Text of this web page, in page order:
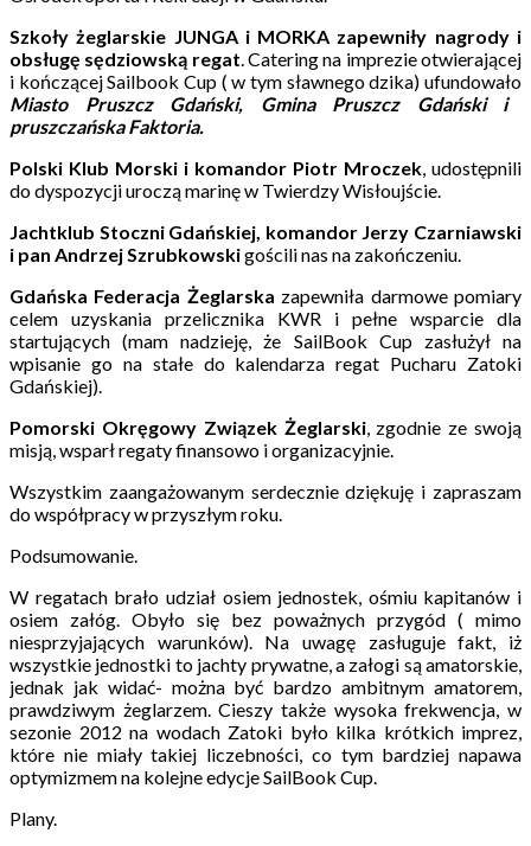
Szkoły żeglarskie JUNGA i MORKA zapewniły nagrody i
obsługę sędziowską regat. Catering na imprezie otwierającej
i kończącej Sailbook Cup ( w tym sławnego dzika) ufundowało
Miasto Pruszcz Gdański, Gmina Pruszcz Gdański i
pruszczańska Faktoria.
Polski Klub Morski i komandor Piotr Mroczek, udostępnili
do dyspozycji uroczą marinę w Twierdzy Wisłoujście.
Jachtklub Stoczni Gdańskiej, komandor Jerzy Czarniawski
i pan Andrzej Szrubkowskigościli nas na zakończeniu.
Gdańska Federacja Żeglarska zapewniła darmowe pomiary
celem uzyskania przelicznika KWR i pełne wsparcie dla
startujących (mam nadzieję, że SailBook Cup zasłużył na
wpisanie go na stałe do kalendarza regat Pucharu Zatoki
Gdańskiej).
Pomorski Okręgowy Związek Żeglarski, zgodnie ze swoją
misją, wsparł regaty finansowo i organizacyjnie.
Wszystkim zaangażowanym serdecznie dziękuję i zapraszam
do współpracy w przyszłym roku.
Podsumowanie.
W regatach brało udział osiem jednostek, ośmiu kapitanów i
osiem załóg. Obyło się bez poważnych przygód ( mimo
niesprzyjających warunków). Na uwagę zasługuje fakt, iż
wszystkie jednostki to jachty prywatne, a załogi są amatorskie,
jednak jak widać- można być bardzo ambitnym amatorem,
prawdziwym żeglarzem. Cieszy także wysoka frekwencja, w
sezonie 2012 na wodach Zatoki było kilka krótkich imprez,
które nie miały takiej liczebności, co tym bardziej napawa
optymizmem na kolejne edycje SailBook Cup.
Plany.